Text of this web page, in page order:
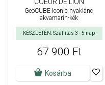
GeoCUBE Iconic nyaklánc
akvamarin-kék
KÉSZLETEN: Szállítás 3–5 nap
67 900 Ft
Kosárba